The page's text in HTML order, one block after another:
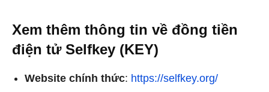
Xem thêm thông tin về đồng tiền
điện tử Selfkey (KEY)
Website chính thức: https://selfkey.org/